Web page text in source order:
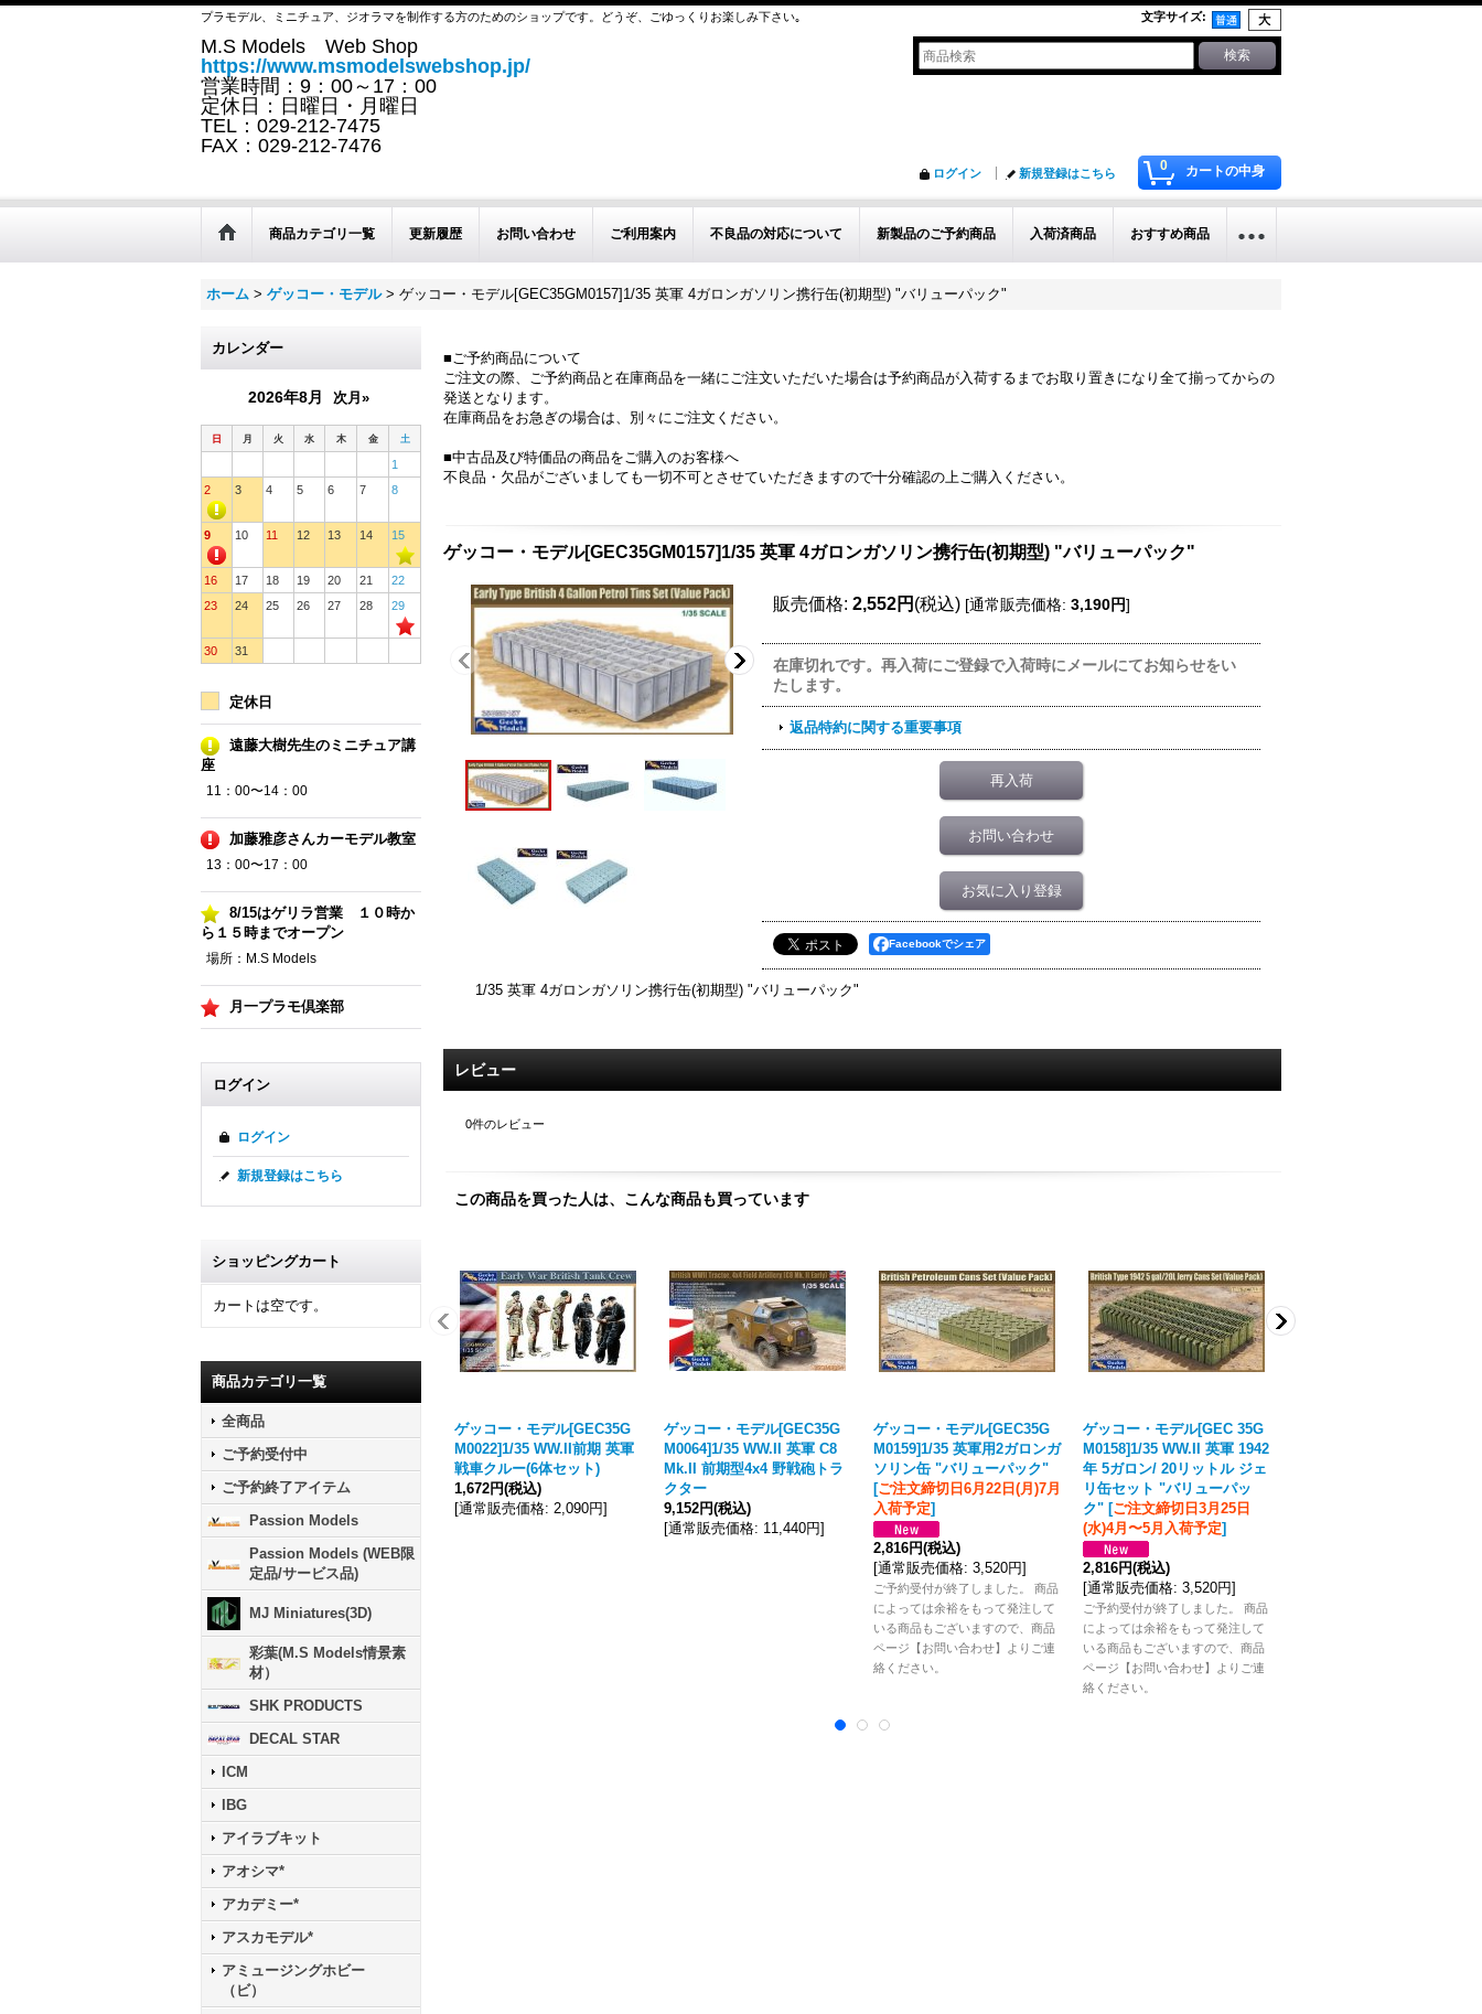
プラモデル、ミニチュア、ジオラマを制作する方のためのショップです。どうぞ、ごゆっくりお楽しみ下さい｡ 文字サイズ:
M.S Models Web Shop
https://www.msmodelswebshop.jp/
営業時間：9：00～17：00
定休日：日曜日・月曜日
TEL：029-212-7475
FAX：029-212-7476
0 カートの中身
ログイン 新規登録はこちら
商品カテゴリ一覧 更新履歴 お問い合わせ ご利用案内 不良品の対応について 新製品のご予約商品 入荷済商品 おすすめ商品
ホーム > ゲッコー・モデル > ゲッコー・モデル[GEC35GM0157]1/35 英軍 4ガロンガソリン携行缶(初期型) "バリューパック"
カレンダー
2026年8月 次月»
日 月 火 水 木 金 土
1
2
3 4 5 6 7 8
9 10 11 12 13 14 15
16 17 18 19 20 21
22
23
24 25 26 27 28 29
30 31
定休日
遠藤大樹先生のミニチュア講
座
11：00〜14：00
加藤雅彦さんカーモデル教室
13：00〜17：00
8/15はゲリラ営業 １０時か
ら１５時までオープン
場所：M.S Models
月一プラモ倶楽部
ログイン
ログイン
新規登録はこちら
ショッピングカート
カートは空です。
商品カテゴリ一覧
全商品
ご予約受付中
ご予約終了アイテム
Passion Models
Passion Models (WEB限
定品/サービス品)
MJ Miniatures(3D)
彩葉(M.S Models情景素
材）
SHK PRODUCTS
DECAL STAR
ICM
IBG
アイラブキット
アオシマ*
アカデミー*
アスカモデル*
アミュージングホビー
（ビ）
■ご予約商品について
ご注文の際、ご予約商品と在庫商品を一緒にご注文いただいた場合は予約商品が入荷するまでお取り置きになり全て揃ってからの
発送となります。
在庫商品をお急ぎの場合は、別々にご注文ください。
■中古品及び特価品の商品をご購入のお客様へ
不良品・欠品がございましても一切不可とさせていただきますので十分確認の上ご購入ください。
ゲッコー・モデル[GEC35GM0157]1/35 英軍 4ガロンガソリン携行缶(初期型) "バリューパック"
販売価格: 2,552円 (税込) [通常販売価格: 3,190円]
在庫切れです。再入荷にご登録で入荷時にメールにてお知らせをい
たします。
返品特約に関する重要事項
再入荷
お問い合わせ
お気に入り登録
Facebookでシェア
1/35 英軍 4ガロンガソリン携行缶(初期型) "バリューパック"
レビュー
0件のレビュー
この商品を買った人は、こんな商品も買っています
ゲッコー・モデル[GEC35G
M0022]1/35 WW.II前期 英軍
戦車クルー(6体セット)
1,672円(税込)
[通常販売価格: 2,090円]
ゲッコー・モデル[GEC35G
M0064]1/35 WW.II 英軍 C8
Mk.II 前期型4x4 野戦砲トラ
クター
9,152円(税込)
[通常販売価格: 11,440円]
ゲッコー・モデル[GEC35G
M0159]1/35 英軍用2ガロンガ
ソリン缶 "バリューパック"
[ご注文締切日6月22日(月)7月
入荷予定]
2,816円(税込)
[通常販売価格: 3,520円]
ご予約受付が終了しました。 商品
によっては余裕をもって発注して
いる商品もございますので、商品
ページ【お問い合わせ】よりご連
絡ください。
ゲッコー・モデル[GEC 35G
M0158]1/35 WW.II 英軍 1942
年 5ガロン/ 20リットル ジェ
リ缶セット "バリューパッ
ク" [ご注文締切日3月25日
(水)4月〜5月入荷予定]
2,816円(税込)
[通常販売価格: 3,520円]
ご予約受付が終了しました。 商品
によっては余裕をもって発注して
いる商品もございますので、商品
ページ【お問い合わせ】よりご連
絡ください。